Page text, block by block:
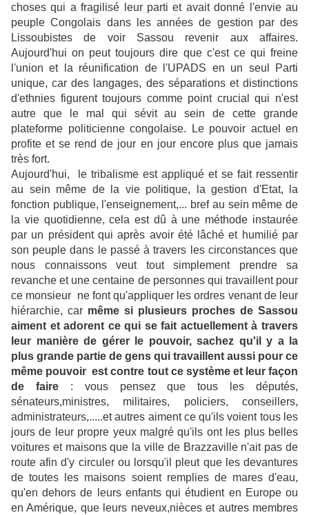
choses qui a fragilisé leur parti et avait donné l'envie au
peuple Congolais dans les années de gestion par des
Lissoubistes de voir Sassou revenir aux affaires.
Aujourd'hui on peut toujours dire que c'est ce qui freine
l'union et la réunification de l'UPADS en un seul Parti
unique, car des langages, des séparations et distinctions
d'ethnies figurent toujours comme point crucial qui n'est
autre que le mal qui sévit au sein de cette grande
plateforme politicienne congolaise. Le pouvoir actuel en
profite et se rend de jour en jour encore plus que jamais
très fort.
Aujourd'hui, le tribalisme est appliqué et se fait ressentir
au sein même de la vie politique, la gestion d'Etat, la
fonction publique, l'enseignement,... bref au sein même de
la vie quotidienne, cela est dû à une méthode instaurée
par un président qui après avoir été lâché et humilié par
son peuple dans le passé à travers les circonstances que
nous connaissons veut tout simplement prendre sa
revanche et une centaine de personnes qui travaillent pour
ce monsieur ne font qu'appliquer les ordres venant de leur
hiérarchie, car même si plusieurs proches de Sassou
aiment et adorent ce qui se fait actuellement à travers
leur manière de gérer le pouvoir, sachez qu'il y a la
plus grande partie de gens qui travaillent aussi pour ce
même pouvoir est contre tout ce système et leur façon
de faire: vous pensez que tous les députés,
sénateurs,ministres, militaires, policiers, conseillers,
administrateurs,.....et autres aiment ce qu'ils voient tous les
jours de leur propre yeux malgré qu'ils ont les plus belles
voitures et maisons que la ville de Brazzaville n'ait pas de
route afin d'y circuler ou lorsqu'il pleut que les devantures
de toutes les maisons soient remplies de mares d'eau,
qu'en dehors de leurs enfants qui étudient en Europe ou
en Amérique, que leurs neveux,nièces et autres membres